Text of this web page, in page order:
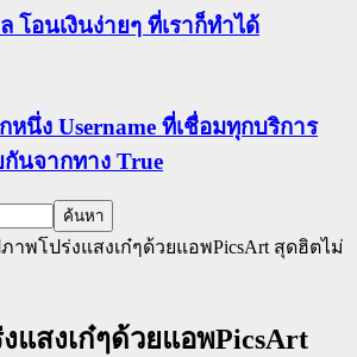
โอนเงินง่ายๆ ที่เราก็ทำได้
หนึ่ง Username ที่เชื่อมทุกบริการ
กันจากทาง True
าพโปร่งแสงเก๋ๆด้วยแอพPicsArt สุดฮิตไม่
แสงเก๋ๆด้วยแอพPicsArt